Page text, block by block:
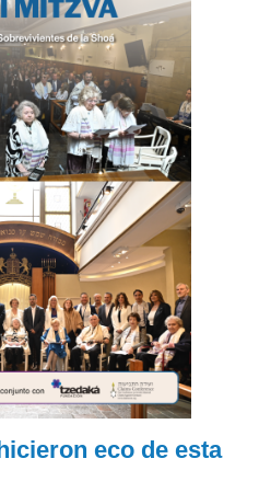
eco de esta